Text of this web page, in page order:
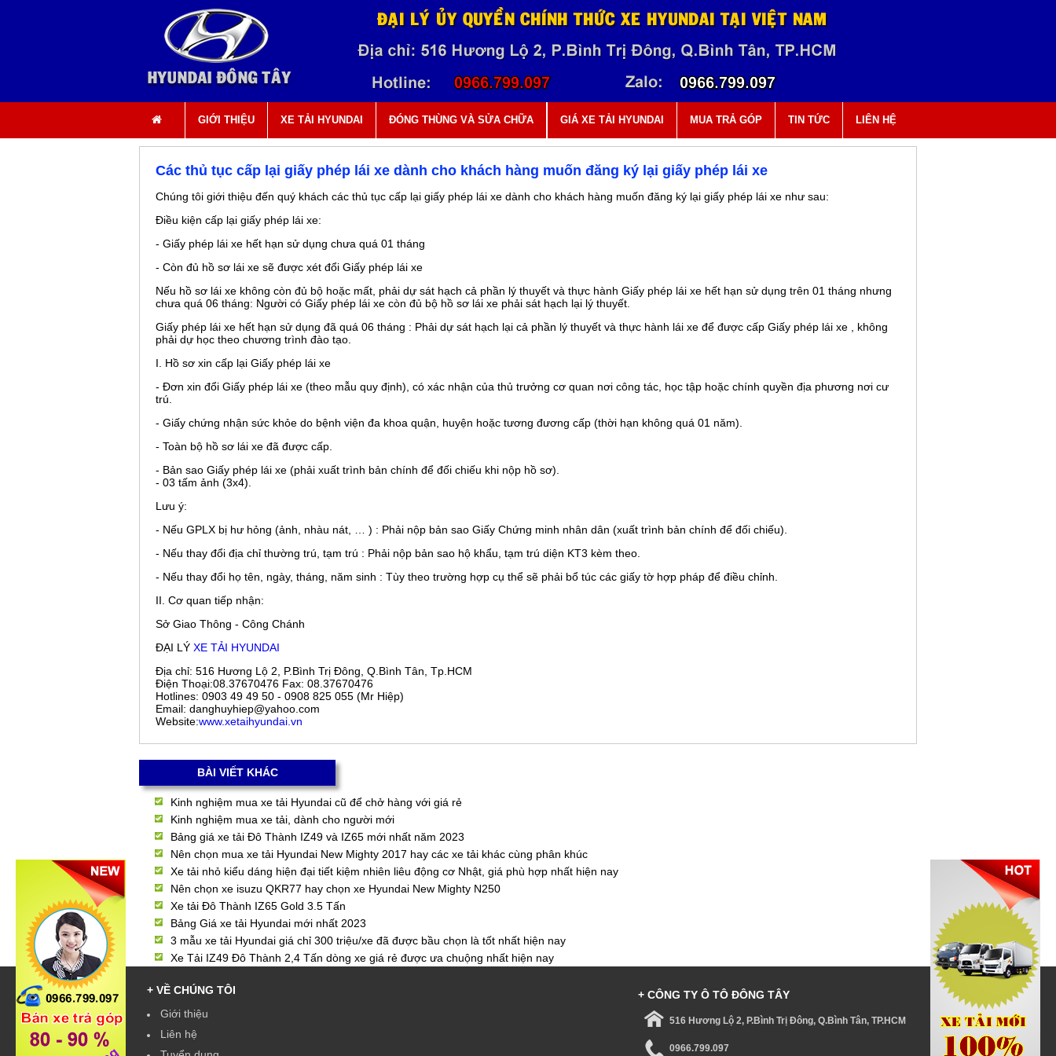
0903 49 49 50 0908 696 898
GIỚI THIỆU XE TẢI HYUNDAI ĐÓNG THÙNG VÀ SỬA CHỮA GIÁ XE TẢI HYUNDAI MUA TRẢ GÓP TIN TỨC LIÊN HỆ
Các thủ tục cấp lại giấy phép lái xe dành cho khách hàng muốn đăng ký lại giấy phép lái xe
Chúng tôi giới thiệu đến quý khách các thủ tục cấp lại giấy phép lái xe dành cho khách hàng muốn đăng ký lại giấy phép lái xe như sau:
Điều kiện cấp lại giấy phép lái xe:
- Giấy phép lái xe hết hạn sử dụng chưa quá 01 tháng
- Còn đủ hồ sơ lái xe sẽ được xét đổi Giấy phép lái xe
Nếu hồ sơ lái xe không còn đủ bộ hoặc mất, phải dự sát hạch cả phần lý thuyết và thực hành Giấy phép lái xe hết hạn sử dụng trên 01 tháng nhưng
chưa quá 06 tháng: Người có Giấy phép lái xe còn đủ bộ hồ sơ lái xe phải sát hạch lại lý thuyết.
Giấy phép lái xe hết hạn sử dụng đã quá 06 tháng : Phải dự sát hạch lại cả phần lý thuyết và thực hành lái xe để được cấp Giấy phép lái xe , không
phải dự học theo chương trình đào tạo.
I. Hồ sơ xin cấp lại Giấy phép lái xe
- Đơn xin đổi Giấy phép lái xe (theo mẫu quy định), có xác nhận của thủ trưởng cơ quan nơi công tác, học tập hoặc chính quyền địa phương nơi cư
trú.
- Giấy chứng nhận sức khỏe do bệnh viện đa khoa quận, huyện hoặc tương đương cấp (thời hạn không quá 01 năm).
- Toàn bộ hồ sơ lái xe đã được cấp.
- Bản sao Giấy phép lái xe (phải xuất trình bản chính để đối chiếu khi nộp hồ sơ).
- 03 tấm ảnh (3x4).
Lưu ý:
- Nếu GPLX bị hư hỏng (ảnh, nhàu nát, … ) : Phải nộp bản sao Giấy Chứng minh nhân dân (xuất trình bản chính để đối chiếu).
- Nếu thay đổi địa chỉ thường trú, tạm trú : Phải nộp bản sao hộ khẩu, tạm trú diện KT3 kèm theo.
- Nếu thay đổi họ tên, ngày, tháng, năm sinh : Tùy theo trường hợp cụ thể sẽ phải bổ túc các giấy tờ hợp pháp để điều chỉnh.
II. Cơ quan tiếp nhận:
Sở Giao Thông - Công Chánh
ĐẠI LÝ XE TẢI HYUNDAI
Địa chỉ: 516 Hương Lộ 2, P.Bình Trị Đông, Q.Bình Tân, Tp.HCM
Điện Thoại:08.37670476 Fax: 08.37670476
Hotlines: 0903 49 49 50 - 0908 825 055 (Mr Hiệp)
Email: danghuyhiep@yahoo.com
Website:www.xetaihyundai.vn
BÀI VIẾT KHÁC
Kinh nghiệm mua xe tải Hyundai cũ để chở hàng với giá rẻ
Kinh nghiệm mua xe tải, dành cho người mới
Bảng giá xe tải Đô Thành IZ49 và IZ65 mới nhất năm 2023
Nên chọn mua xe tải Hyundai New Mighty 2017 hay các xe tải khác cùng phân khúc
Xe tải nhỏ kiểu dáng hiện đại tiết kiệm nhiên liêu động cơ Nhật, giá phù hợp nhất hiện nay
Nên chọn xe isuzu QKR77 hay chọn xe Hyundai New Mighty N250
Xe tải Đô Thành IZ65 Gold 3.5 Tấn
Bảng Giá xe tải Hyundai mới nhất 2023
3 mẫu xe tải Hyundai giá chỉ 300 triệu/xe đã được bầu chọn là tốt nhất hiện nay
Xe Tải IZ49 Đô Thành 2,4 Tấn dòng xe giá rẻ được ưa chuộng nhất hiện nay
+ VỀ CHÚNG TÔI
Giới thiệu
Liên hệ
+ CÔNG TY Ô TÔ ĐÔNG TÂY
516 Hương Lộ 2, P.Bình Trị Đông, Q.Bình Tân, TP.HCM
0966.799.097